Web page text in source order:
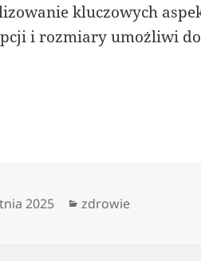
kluczowych
i rozmiary umożliwi
2025 Kategorie
zdrowie